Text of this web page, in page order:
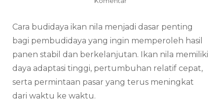
Ikan
Nila
yang
Benar
untuk
Hasil
Cara budidaya ikan nila menjadi dasar penting
bagi pembudidaya yang ingin memperoleh hasil
panen stabil dan berkelanjutan. Ikan nila memiliki
daya adaptasi tinggi, pertumbuhan relatif cepat,
serta permintaan pasar yang terus meningkat
dari waktu ke waktu.